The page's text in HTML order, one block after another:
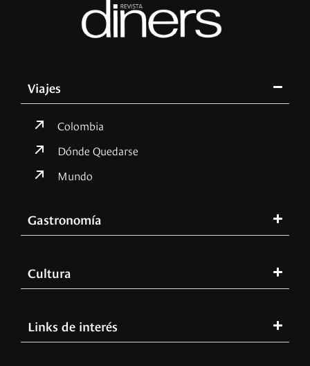
Viajes
Colombia
Dónde Quedarse
Mundo
Gastronomía
Cultura
Links de interés